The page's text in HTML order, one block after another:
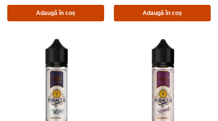
Adaugă în coș Adaugă în coș